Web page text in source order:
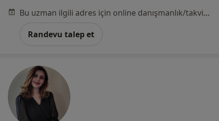
Bu uzman ilgili adres için online danışmanlık/takvim sunmuyor.
Randevu talep et